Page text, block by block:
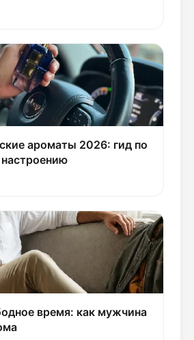
ароматы 2026: гид по
время: как мужчина